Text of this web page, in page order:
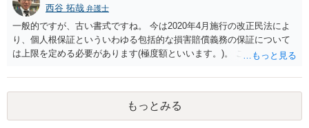
西谷 拓哉 弁護士
一般的ですが、古い書式ですね。 今は2020年4月施行の改正民法によ
り、個人根保証といういわゆる包括的な損害賠償義務の保証について
は上限を定める必要があります(極度額といいます。)。 この書式にサ
り、会社側は請求できない可能性が高そうです。
もっとみる